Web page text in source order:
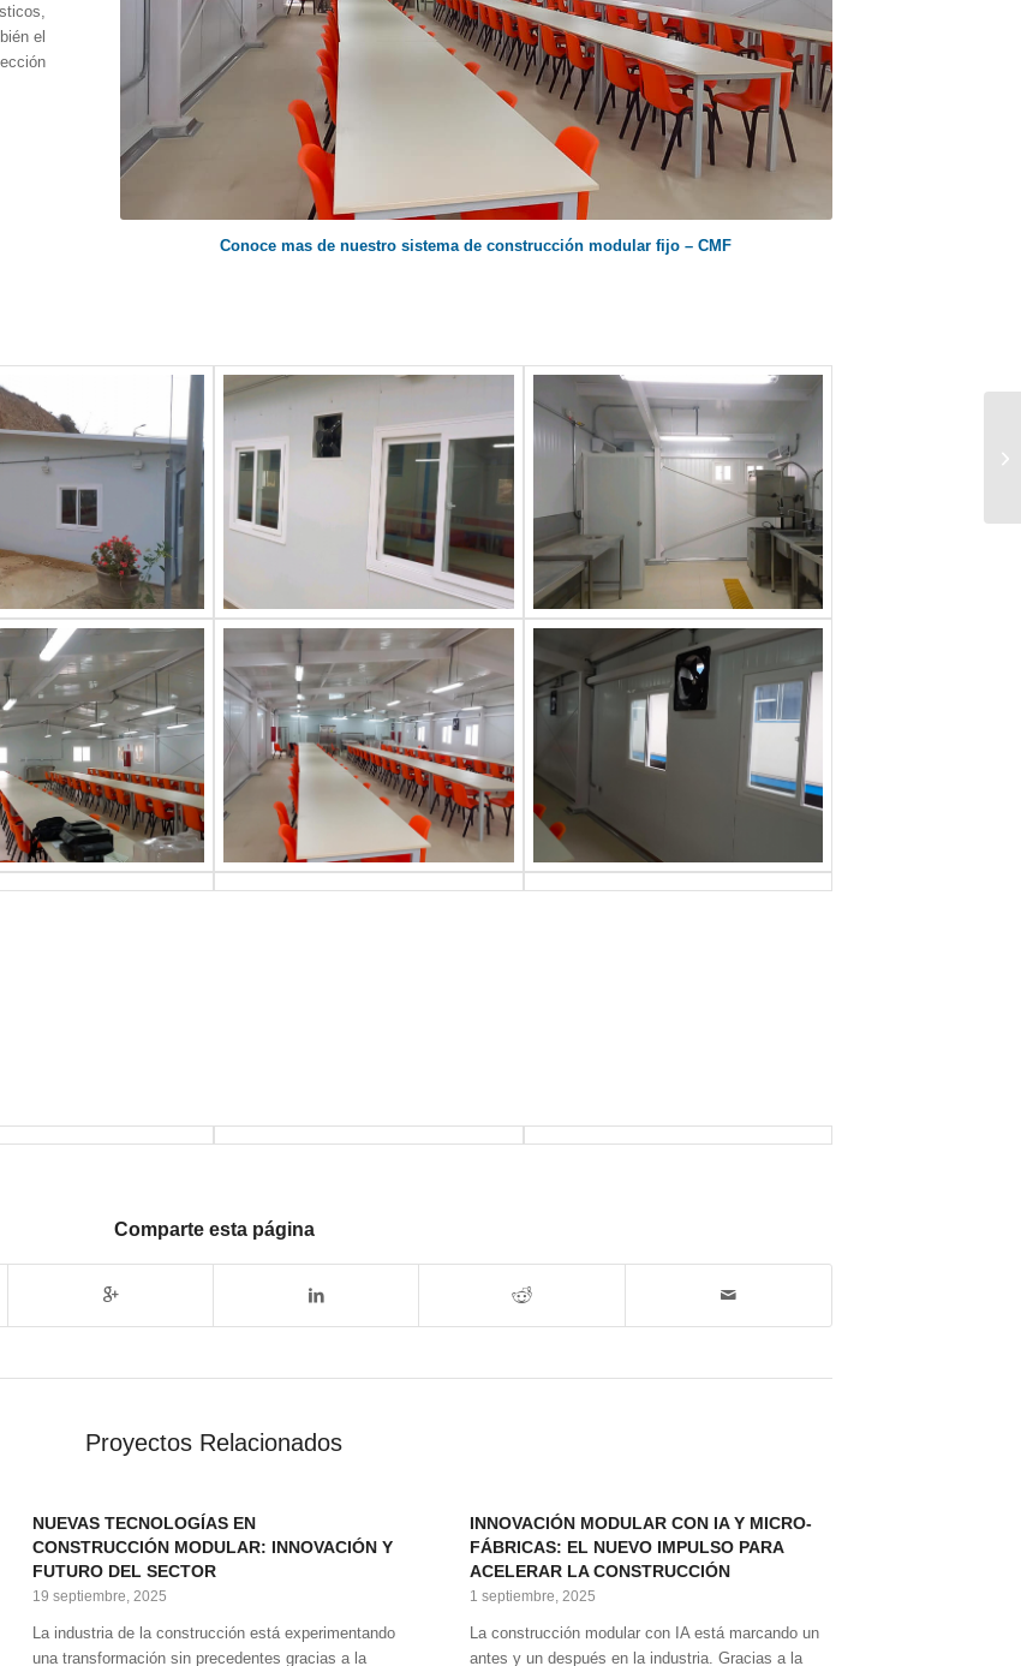
el
Conoce mas de nuestro sistema de construcción modular fijo – CMF
Comparte esta página
Proyectos Relacionados
NUEVAS TECNOLOGÍAS EN
CONSTRUCCIÓN MODULAR: INNOVACIÓN Y
FUTURO DEL SECTOR
19 septiembre, 2025
La industria de la construcción está experimentando
una transformación sin precedentes gracias a la
INNOVACIÓN MODULAR CON IA Y MICRO-
FÁBRICAS: EL NUEVO IMPULSO PARA
ACELERAR LA CONSTRUCCIÓN
1 septiembre, 2025
La construcción modular con IA está marcando un
antes y un después en la industria. Gracias a la